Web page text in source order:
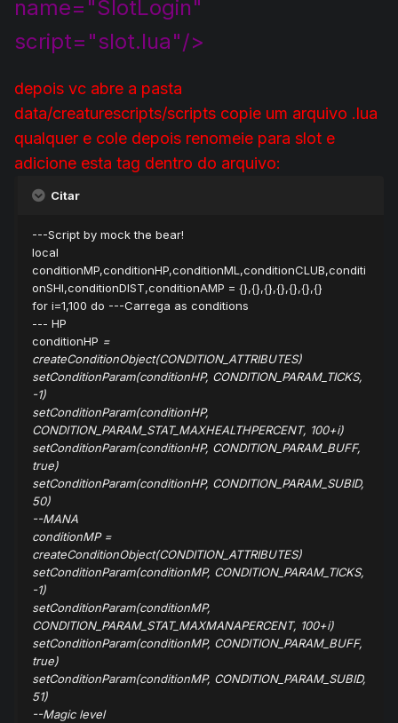
name="SlotLogin"
script="slot.lua"/>
depois vc abre a pasta
data/creaturescripts/scripts copie um arquivo .lua
qualquer e cole depois renomeie para slot e
adicione esta tag dentro do arquivo:
Citar
---Script by mock the bear!
local
conditionMP,conditionHP,conditionML,conditionCLUB,conditi
onSHI,conditionDIST,conditionAMP = {},{},{},{},{},{},{}
for i=1,100 do ---Carrega as conditions
--- HP
conditionHP =
createConditionObject(CONDITION_ATTRIBUTES)
setConditionParam(conditionHP, CONDITION_PARAM_TICKS,
-1)
setConditionParam(conditionHP,
CONDITION_PARAM_STAT_MAXHEALTHPERCENT, 100+i)
setConditionParam(conditionHP, CONDITION_PARAM_BUFF,
true)
setConditionParam(conditionHP, CONDITION_PARAM_SUBID,
50)
--MANA
conditionMP=
createConditionObject(CONDITION_ATTRIBUTES)
setConditionParam(conditionMP, CONDITION_PARAM_TICKS,
-1)
setConditionParam(conditionMP,
CONDITION_PARAM_STAT_MAXMANAPERCENT, 100+i)
setConditionParam(conditionMP, CONDITION_PARAM_BUFF,
true)
setConditionParam(conditionMP, CONDITION_PARAM_SUBID,
51)
--Magic level